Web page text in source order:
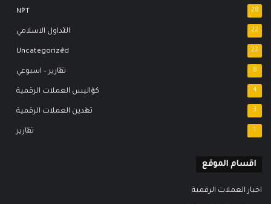
NFT 28
التداول الاسلامي 22
Uncategorized 22
تقارير – اسبوعي 8
كواليس العملات الرقمية 4
تعدين العملات الرقمية 3
تقارير 1
اقسام الموقع
اخبار العملات الرقمية